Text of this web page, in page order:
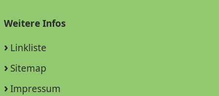
Weitere Infos
Linkliste
Sitemap
Impressum